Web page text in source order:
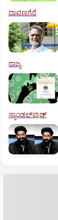
ದಾವಣಗೆರೆ
ರಾಜ್ಯ
ಸ್ಯಾಂಡಲ್‌ವುಡ್‌